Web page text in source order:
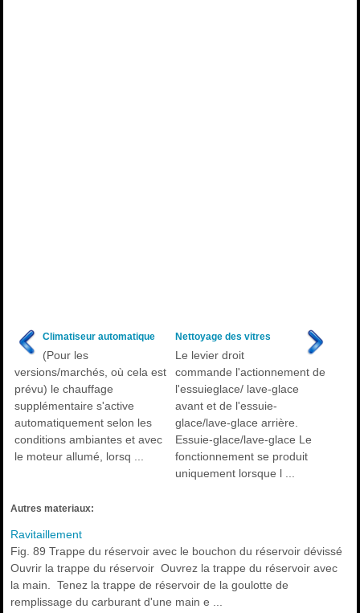
Climatiseur automatique
(Pour les
versions/marchés, où cela est
prévu) le chauffage
supplémentaire s'active
automatiquement selon les
conditions ambiantes et avec
le moteur allumé, lorsq ...
Nettoyage des vitres
Le levier droit
commande l'actionnement de
l'essuieglace/ lave-glace
avant et de l'essuie-
glace/lave-glace arrière.
Essuie-glace/lave-glace Le
fonctionnement se produit
uniquement lorsque l ...
Autres materiaux:
Ravitaillement
Fig. 89 Trappe du réservoir avec le bouchon du réservoir dévissé
Ouvrir la trappe du réservoir Ouvrez la trappe du réservoir avec
la main. Tenez la trappe de réservoir de la goulotte de
remplissage du carburant d'une main e ...